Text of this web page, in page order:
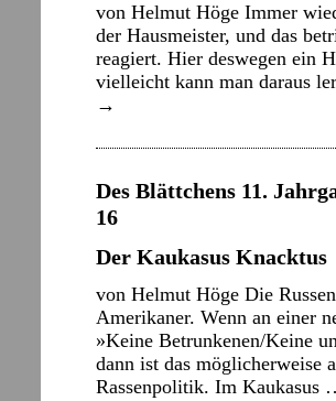
von Helmut Höge Immer
der Hausmeister, und das
reagiert. Hier deswegen ein
vielleicht kann man daraus
→
Des Blättchens 11.
16
Der Kaukasus Knacktus
von Helmut Höge Die
Amerikaner. Wenn an einer
»Keine Betrunkenen/Keine
dann ist das möglicherweise
Rassenpolitik. Im